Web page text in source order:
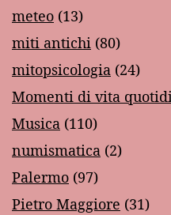
meteo (13)
miti antichi (80)
mitopsicologia (24)
Momenti di vita
Musica (110)
numismatica (2)
Palermo (97)
Pietro Maggiore (31)